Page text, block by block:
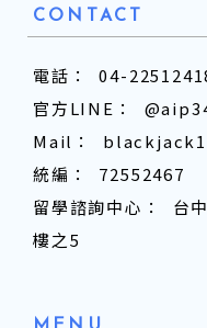
04-
72552467
台
樓之5